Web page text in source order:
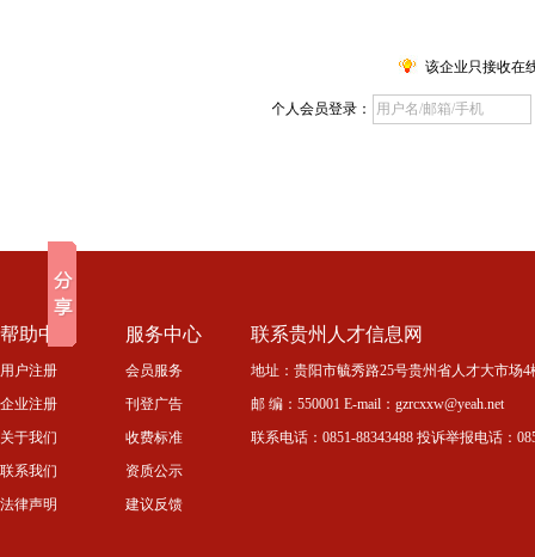
该企业只接收在
个人会员登录：
帮助中心
用户注册
企业注册
关于我们
联系我们
法律声明
服务中心
会员服务
刊登广告
收费标准
资质公示
建议反馈
联系贵州人才信息网
地址：贵阳市毓秀路25号贵州省人才大市场
邮 编：550001 E-mail：gzrcxxw@yeah.net
联系电话：0851-88343488 投诉举报电话：